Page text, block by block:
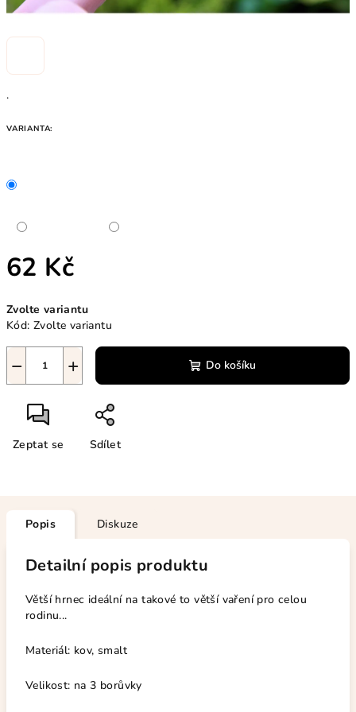
.
VARIANTA:
62 Kč
cena:
Zvolte variantu
Kód: Zvolte variantu
+
− Do košíku
Zeptat se Sdílet
Popis Diskuze
Detailní popis produktu
Větší hrnec ideální na takové to větší vaření pro celou
rodinu...
Materiál: kov, smalt
Velikost: na 3 borůvky